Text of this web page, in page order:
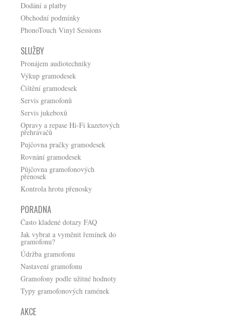
Dodání a platby
Obchodní podmínky
PhonoTouch Vinyl Sessions
SLUŽBY
Pronájem audiotechniky
Výkup gramodesek
Čištění gramodesek
Servis gramofonů
Servis jukeboxů
Opravy a repase Hi-Fi kazetových
přehrávačů
Pujčovna pračky gramodesek
Rovnání gramodesek
Půjčovna gramofonových
přenosek
Kontrola hrotu přenosky
PORADNA
Často kladené dotazy FAQ
Jak vybrat a vyměnit řemínek do
gramofonu?
Údržba gramofonu
Nastavení gramofonu
Gramofony podle užitné hodnoty
Typy gramofonových ramének
AKCE